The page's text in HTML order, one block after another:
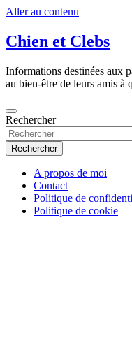
Aller au contenu
Chien et Clebs
Informations destinées aux
au bien-être de leurs amis à
Rechercher
Rechercher
A propos de moi
Contact
Politique de
Politique de cookie